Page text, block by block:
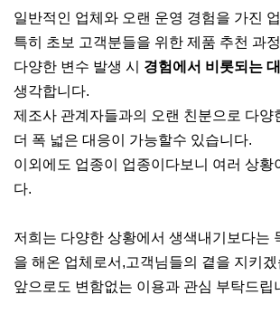
일반적인 업체와 오랜 운영 경험을 가진
특히 초보 고객분들을 위한 제품 추천 과
다양한 변수 발생 시 경험에서 비롯되는
생각합니다.
제조사 관계자들과의 오랜 친분으로 다양
더 폭 넓은 대응이 가능할수 있습니다.
이외에도 업종이 업종이다보니 여러 상황
다.
저희는 다양한 상황에서 생색내기보다는
을 해온 업체로서,고객님들의 곁을 지키
앞으로도 변함없는 이용과 관심 부탁드립